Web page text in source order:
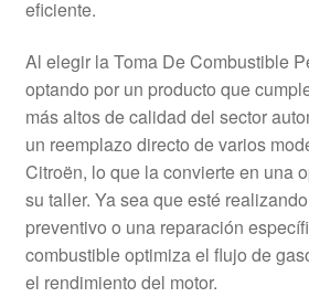
Política de privacidad
Procedimiento de Reclamación
Queja
Sobre nosotros
Términos y Condiciones
eficiente.
Al elegir la Toma De Combustible
optando por un producto que
más altos de calidad del sector
un reemplazo directo de varios
Citroën, lo que la convierte en una
su taller. Ya sea que esté
preventivo o una reparación
combustible optimiza el flujo de
el rendimiento del motor.